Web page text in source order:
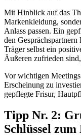
Mit Hinblick auf das
Markenkleidung,
Anlass passen. Ein
den
Träger selbst ein
Äußeren zufrieden
Vor wichtigen
Erscheinung zu
gepflegte Frisur,
Tipp Nr. 2:
Schlüssel